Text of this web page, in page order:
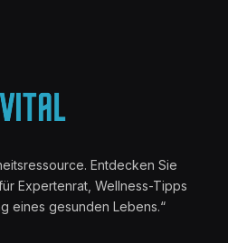
Entdecken Sie
Expertenrat, Wellness-Tipps
eines gesunden Lebens.“